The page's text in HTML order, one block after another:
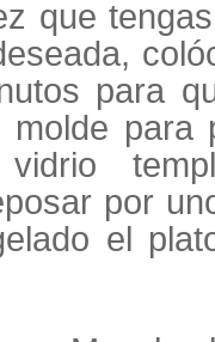
que
para
molde para
por
el